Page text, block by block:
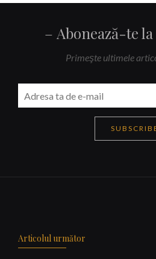
Abonează-te
Primeşte ultimele
Articolul următor